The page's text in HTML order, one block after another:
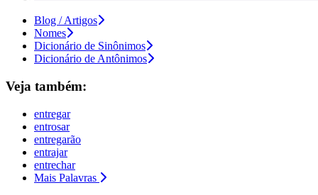
Blog / Artigos
Nomes
Dicionário de Sinônimos
Dicionário de Antônimos
Veja também:
entregar
entrosar
entregarão
entrajar
entrechar
Mais Palavras